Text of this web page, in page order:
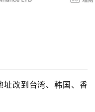
改到台湾、韩国、香